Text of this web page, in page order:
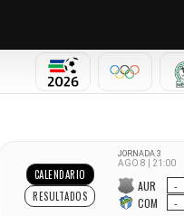
MUNDIAL 2026